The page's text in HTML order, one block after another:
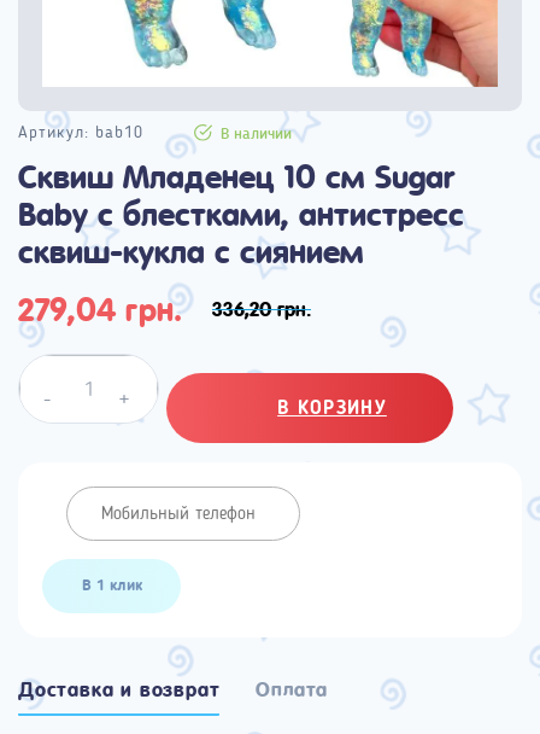
Артикул: bab10 В наличии
Сквиш Младенец 10 см Sugar
Baby с блестками, антистресс
сквиш-кукла с сиянием
279,04 грн.
336,20 грн.
Quantity
-
+ В КОРЗИНУ
В 1 клик
Доставка и возврат Оплата